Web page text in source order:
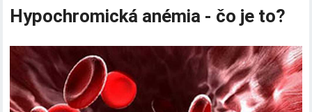
Hypochromická anémia - čo je to?